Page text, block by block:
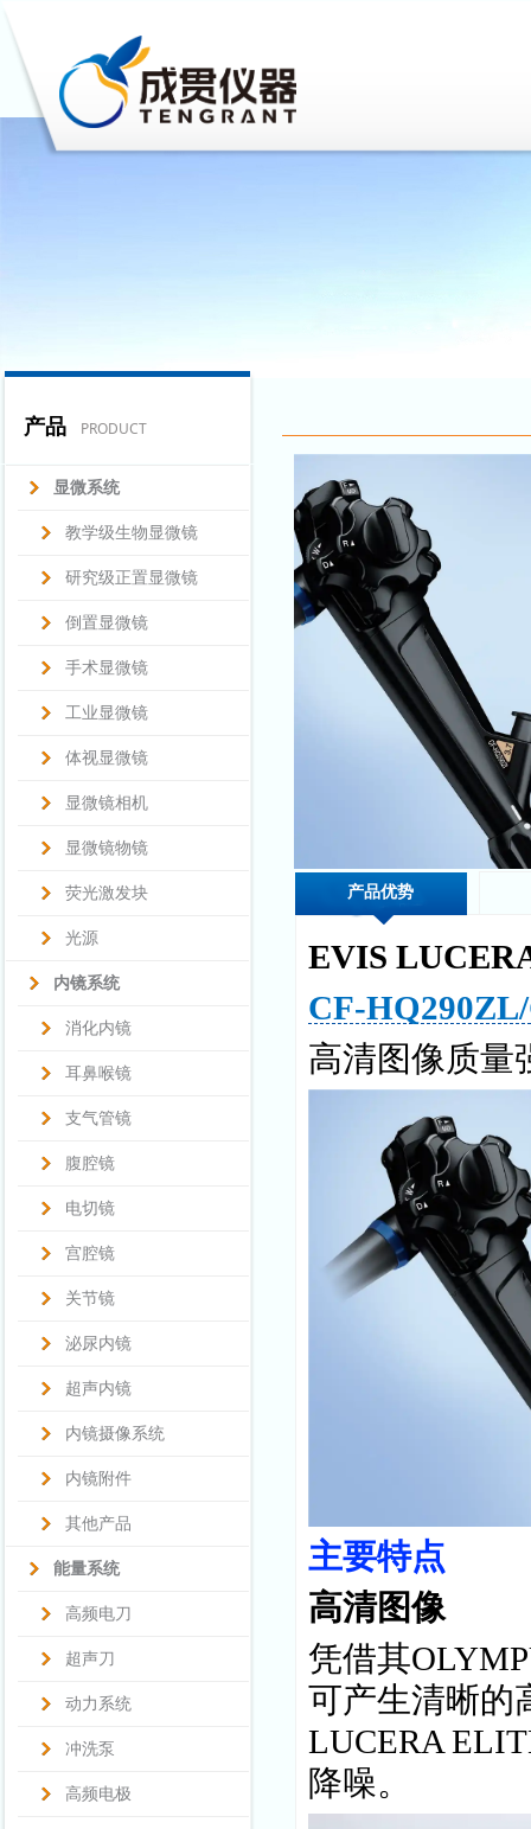
产品 PRODUCT
显微系统
教学级生物显微镜
研究级正置显微镜
倒置显微镜
手术显微镜
工业显微镜
体视显微镜
显微镜相机
显微镜物镜
荧光激发块
光源
内镜系统
消化内镜
耳鼻喉镜
支气管镜
腹腔镜
电切镜
宫腔镜
关节镜
泌尿内镜
超声内镜
内镜摄像系统
内镜附件
其他产品
能量系统
高频电刀
超声刀
动力系统
冲洗泵
高频电极
产品优势
EVIS
CF-
高清图像质量
主要特点
高清图像
凭借其
可产生清晰的
LUCERA
降噪。